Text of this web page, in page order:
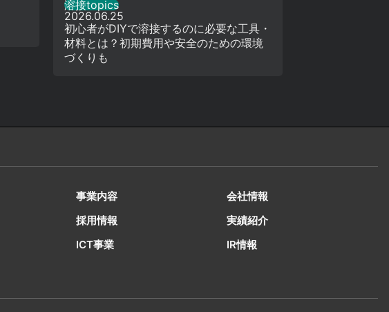
溶接topics
2026.06.25
初心者がDIYで溶接するのに必要な工具・
材料とは？初期費用や安全のための環境
づくりも
事業内容
会社情報
採用情報
実績紹介
ICT事業
IR情報